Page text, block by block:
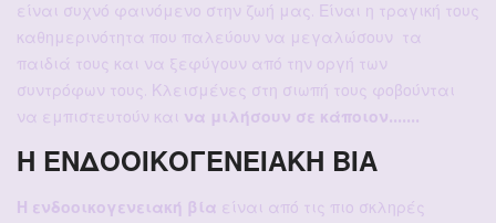
είναι συχνό φαινόμενο στην ζωή μας. Είναι η τραγική τους
καθημερινότητα που παλεύουν να μεγαλώσουν τα
παιδιά τους και να ξεφύγουν από την οργή των
συντρόφων τους. Κλεισμένες στη σιωπή τους φοβούνται
να εμπιστευτούν και να μιλήσουν σε κάποιον…….
Η ΕΝΔΟΟΙΚΟΓΕΝΕΙΑΚΗ ΒΙΑ
Η ενδοοικογενειακή βία είναι από τις πιο σκληρές